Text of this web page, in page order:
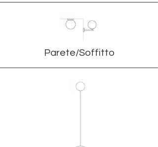
Parete/Soffitto